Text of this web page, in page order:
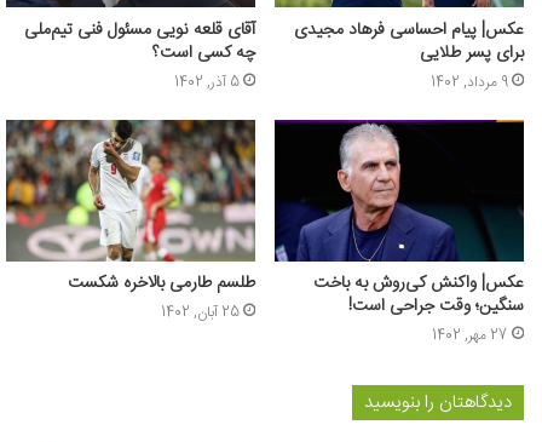
عکس‌| پیام احساسی فرهاد مجیدی
برای پسر طلایی
9 مرداد, 1402
آقای قلعه نویی مسئول فنی تیم‌ملی
چه کسی است؟
5 آذر, 1402
عکس‌| واکنش کی‌روش به باخت
سنگین؛ وقت جراحی است!
27 مهر, 1402
طلسم طارمی بالاخره شکست
25 آبان, 1402
دیدگاهتان را بنویسید